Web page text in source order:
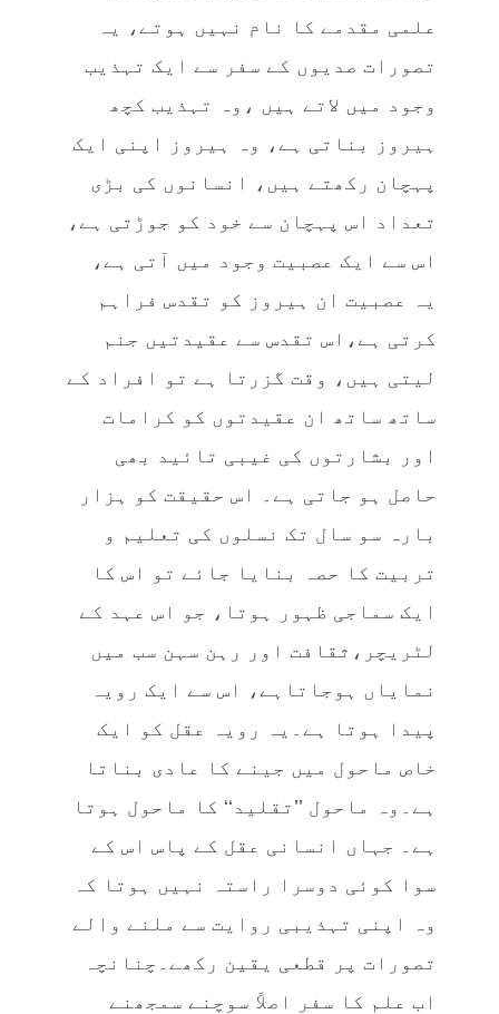
علمی مقدمے کا نام نہیں ہوتے، یہ
تصورات صدیوں کے سفر سے ایک تہذیب
وجود میں لاتے ہیں ،وہ تہذیب کچھ
ہیروز بناتی ہے، وہ ہیروز اپنی ایک
پہچان رکھتے ہیں، انسانوں کی بڑی
تعداد اس پہچان سے خود کو جوڑتی ہے،
اس سے ایک عصبیت وجود میں آتی ہے،
یہ عصبیت ان ہیروز کو تقدس فراہم
کرتی ہے،اس تقدس سے عقیدتیں جنم
لیتی ہیں، وقت گزرتا ہے تو افراد کے
ساتھ ساتھ ان عقیدتوں کو کرامات
اور بشارتوں کی غیبی تائید بھی
حاصل ہو جاتی ہے۔ اس حقیقت کو ہزار
بارہ سو سال تک نسلوں کی تعلیم و
تربیت کا حصہ بنایا جائے تو اس کا
ایک سماجی ظہور ہوتا، جو اس عہد کے
لٹریچر،ثقافت اور رہن سہن سب میں
نمایاں ہوجاتاہے، اس سے ایک رویہ
پیدا ہوتا ہے۔یہ رویہ عقل کو ایک
خاص ماحول میں جینے کا عادی بناتا
ہے۔وہ ماحول ’’تقلید‘‘ کا ماحول ہوتا
ہے۔ جہاں انسانی عقل کے پاس اس کے
سوا کوئی دوسرا راستہ نہیں ہوتا کہ
وہ اپنی تہذیبی روایت سے ملنے والے
تصورات پر قطعی یقین رکھے۔چنانچہ
اب علم کا سفر اصلاً سوچنے سمجھنے